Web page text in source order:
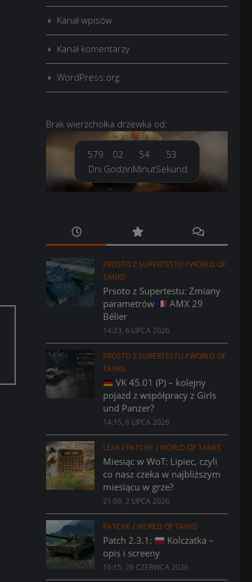
Kanał wpisów
Kanał komentarzy
WordPress.org
Brak wierzchołka drzewka od:
579
Dni
02
Godzin
54
Minut
54
Sekund
PROSTO Z SUPERTESTU /WORLD OF
TANKS
Prsoto z Supertestu: Zmiany
parametrów
AMX 29
Bélier
14:23, 6 LIPCA 2026
PROSTO Z SUPERTESTU /WORLD OF
TANKS
VK 45.01 (P) – kolejny
pojazd z współpracy z Girls
und Panzer?
14:15, 6 LIPCA 2026
LEAK/ PATCHE /WORLD OF TANKS
Miesiąc w WoT: Lipiec, czyli
co nasz czeka w najbliższym
miesiącu w grze?
21:09, 2 LIPCA 2026
PATCHE /WORLD OF TANKS
Patch 2.3.1:
Kolczatka –
opis i screeny
16:15, 29 CZERWCA 2026